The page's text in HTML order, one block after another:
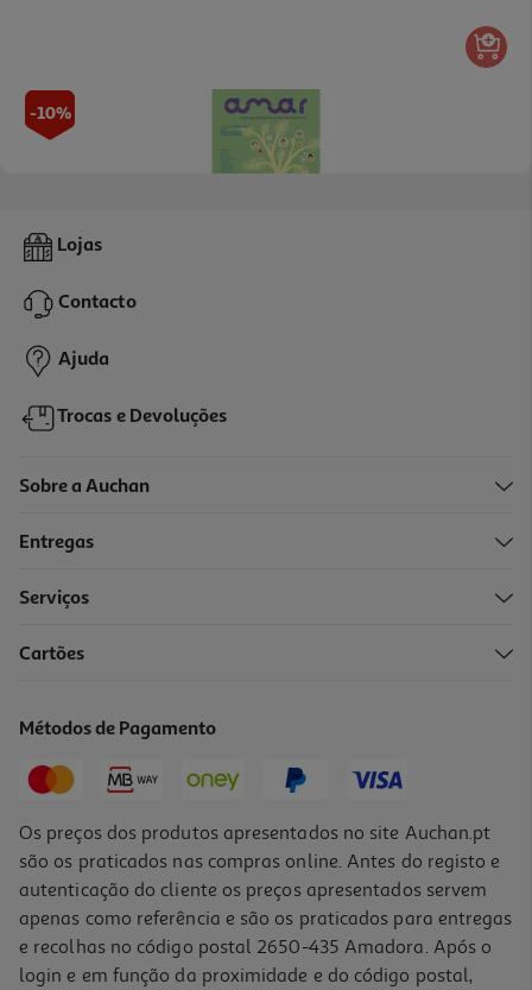
-10%
Livro Amar
16,60 € PVP de editor
14,94 €
-10%
12,90 € PVP de editor
-10%
Lojas
Contacto
Ajuda
Trocas e Devoluções
Sobre a Auchan
Entregas
Serviços
Cartões
Métodos de Pagamento
Os preços dos produtos apresentados no site Auchan.pt
são os praticados nas compras online. Antes do registo e
autenticação do cliente os preços apresentados servem
apenas como referência e são os praticados para entregas
e recolhas no código postal 2650-435 Amadora. Após o
login e em função da proximidade e do código postal,